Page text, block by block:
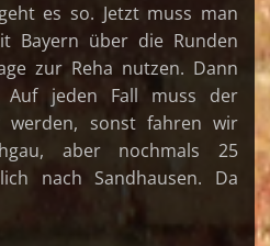
es so. Jetzt muss man
Bayern über die Runden
zur Reha nutzen. Dann
Auf jeden Fall muss der
werden, sonst fahren wir
aber nochmals 25
nach Sandhausen. Da